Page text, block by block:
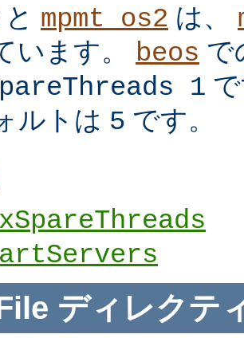
と mpmt_os2 は、
います。 beos で
1
ルトは 5 です。
ディレクテ